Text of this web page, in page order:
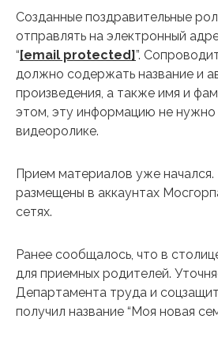
Созданные поздравительные
отправлять на электронный
“[email protected]”.
должно содержать название и
произведения, а также имя и
этом, эту информацию не нужно
видеоролике.
Прием материалов уже начался.
размещены в аккаунтах
сетях.
Ранее сообщалось, что в
для приемных родителей.
Департамента труда и
получил название “Моя новая